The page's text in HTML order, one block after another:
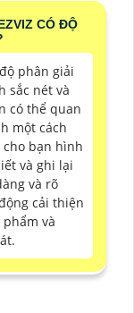
CÓ ĐỘ
độ phân giải
sắc nét và
có thể quan
một cách
cho bạn hình
và ghi lại
và rõ
cải thiện
và